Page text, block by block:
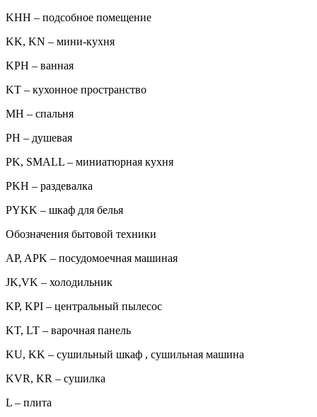
KHH – подсобное помещение
KK, KN – мини-кухня
KPH – ванная
KT – кухонное пространство
MH – спальня
PH – душевая
PK, SMALL – миниатюрная кухня
PKH – раздевалка
PYKK – шкаф для белья
Обозначения бытовой техники
AP, APK – посудомоечная машиная
JK,VK – холодильник
KP, KPI – центральный пылесос
KT, LT – варочная панель
KU, KK – сушильный шкаф , сушильная машина
KVR, KR – сушилка
L – плита